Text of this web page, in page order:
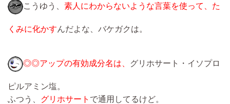
こうゆう、 素人にわからないような言葉を使って、た
くみに化かすんだよな、バケガクは。
◎◎アップの有効成分名は、 グリホサート・イソプロ
ピルアミン塩。
ふつう、 グリホサート で通用してるけど。